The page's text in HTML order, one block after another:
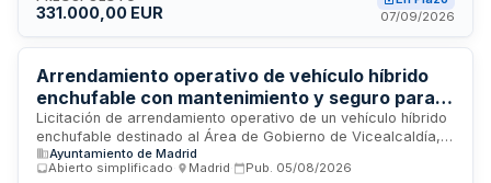
valoración definidos, considerando aspectos técnicos y
331.000,00 EUR
07/09/2026
Arrendamiento operativo de vehículo híbrido
enchufable con mantenimiento y seguro para el
Área de Vicealcaldía, Portavoz, Seguridad y
Emergencias
Licitación de arrendamiento operativo de un vehículo híbrido
enchufable destinado al Área de Gobierno de Vicealcaldía,
Portavoz, Seguridad y Emergencias. El contrato incluye
mantenimiento integral y cobertura de seguros. La duración
Ayuntamiento de Madrid
Abierto simplificado
Madrid Pub. 05/08/2026